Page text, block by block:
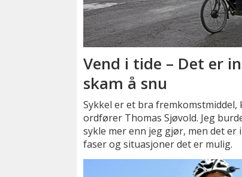
Vend i tide – Det er
skam å snu
Sykkel er et bra
ordfører Thomas Sjøvold. Jeg
sykle mer enn jeg gjør, men det er
faser og situasjoner det er mulig.